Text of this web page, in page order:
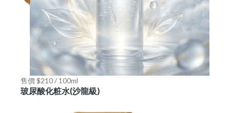
售價 $210 / 100ml
玻尿酸化粧水(沙龍級)